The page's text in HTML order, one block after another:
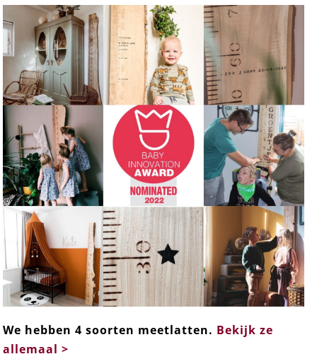
We hebben 4 soorten meetlatten. Bekijk ze
allemaal >